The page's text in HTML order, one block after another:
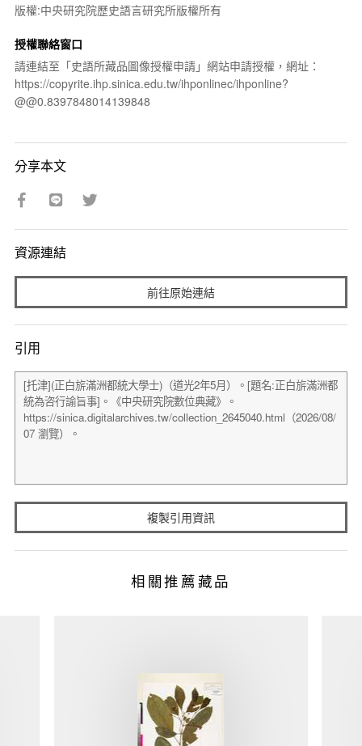
版權:中央研究院歷史語言研究所版權所有
授權聯絡窗口
請連結至「史語所藏品圖像授權申請」網站申請授權，網址：
https://copyrite.ihp.sinica.edu.tw/ihponlinec/ihponline?
@@0.8397848014139848
分享本文
資源連結
前往原始連結
引用
複製引用資訊
相關推薦藏品